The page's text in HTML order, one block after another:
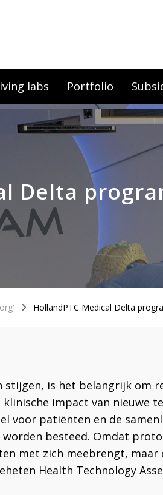
labs Portfolio
Delta
HollandPTC Medical Delta
stijgen, is het belangrijk om
impact van nieuwe
voor patiënten en de
besteed. Omdat
met zich meebrengt, maar
Health Technology